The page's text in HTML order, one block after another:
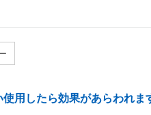
使用したら効果があらわれま